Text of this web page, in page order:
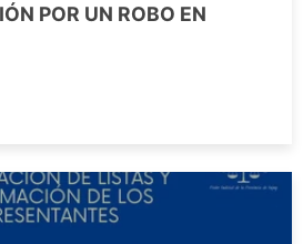
POR UN ROBO EN